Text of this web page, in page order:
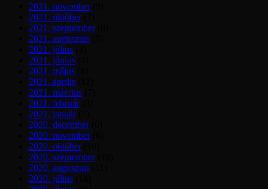
2021. november(9)
2021. október(7)
2021. szeptember(6)
2021. augusztus
2021. július
2021. június
2021. május
2021. április
2021. március
2021. február(8)
2021. január(7)
2020. december(6)
2020. november(6)
2020. október(10)
2020. szeptember(10)
2020. augusztus
2020. július